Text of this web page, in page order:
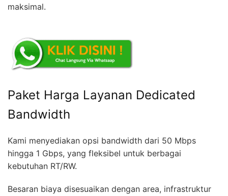
maksimal.
Paket Harga Layanan Dedicated
Bandwidth
Kami menyediakan opsi bandwidth dari 50 Mbps
hingga 1 Gbps, yang fleksibel untuk berbagai
kebutuhan RT/RW.
Besaran biaya disesuaikan dengan area, infrastruktur